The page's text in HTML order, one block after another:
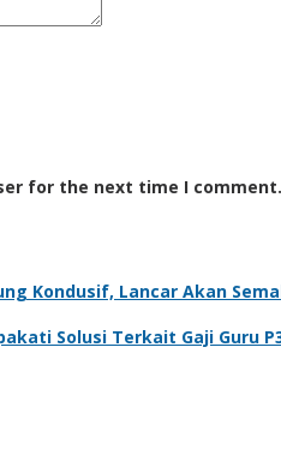
for the next time I comment.
Kondusif, Lancar Akan
Solusi Terkait Gaji Guru